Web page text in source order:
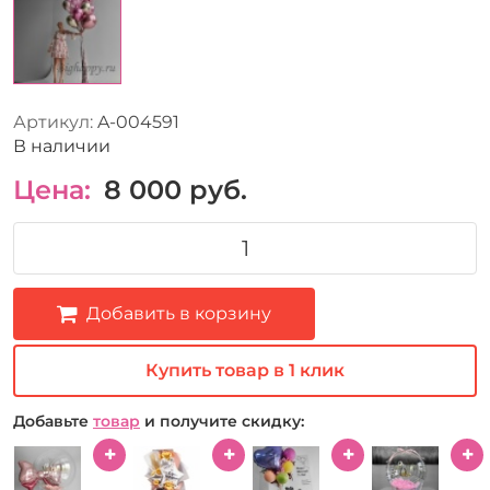
Артикул: A-004591
В наличии
Цена: 8 000 руб.
Добавить в корзину
Купить товар в 1 клик
Добавьте товар и получите скидку: